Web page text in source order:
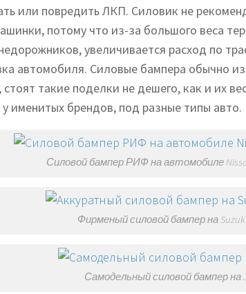
или повредить ЛКП. Силовик не
потому что из-за большого веса
увеличивается расход по
автомобиля. Силовые бампера обычно
стоят такие поделки не дешего, как и их
именитых брендов, под разные типы авто.
Силовой бампер РИФ на автомобиле
Фирменый силовой бампер на
Самодельный силовой бампер на